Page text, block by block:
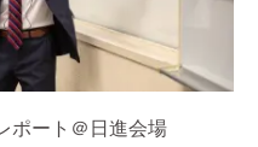
ポート＠日進会場